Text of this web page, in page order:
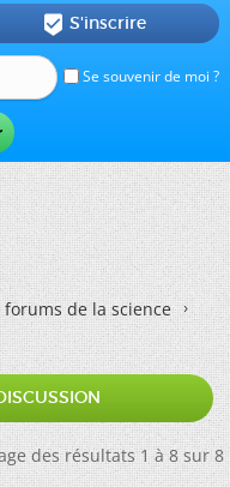
Se souvenir de moi ?
 S'inscrire
forums de la science
des résultats 1 à 8 sur 8